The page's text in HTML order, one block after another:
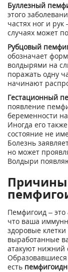
Буллезный
этого
частях ног и рук
случаях может
Рубцовый
обозначает
волдырями на
поражать одну
начинают
Гестационный
появление
беременности
Иногда его
состояние не
Болезнь
но может
Волдыри
Пемфигоид – это
что ваша
здоровые
выработанные
атакуют нижний
есть